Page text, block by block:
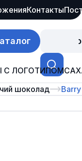
Контакты
С ЛОГОТИПОМ
шоколад